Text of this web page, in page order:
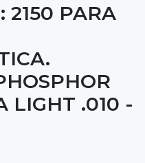
2150 PARA
LIGHT .010 -